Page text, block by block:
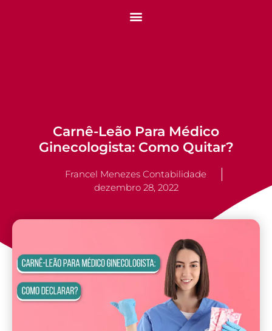
Carnê-Leão Para Médico
Ginecologista: Como Quitar?
Francel Menezes Contabilidade
dezembro 28, 2022